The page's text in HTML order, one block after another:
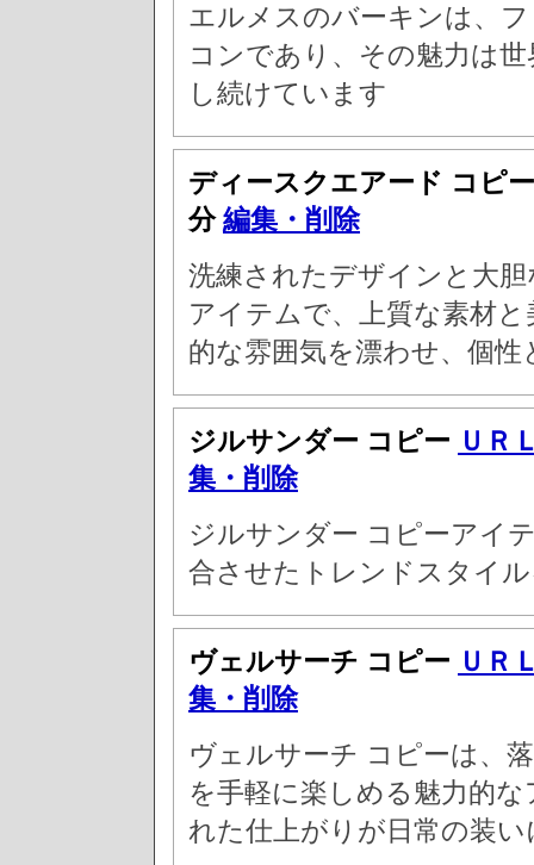
エルメスのバーキンは、
コンであり、その魅力は
し続けています
ディースクエアード コピ
分編集・削除
洗練されたデザインと大
アイテムで、上質な素材
的な雰囲気を漂わせ、個
ジルサンダー コピー ＵＲ
集・削除
ジルサンダー コピーアイ
合させたトレンドスタイ
ヴェルサーチ コピー ＵＲ
集・削除
ヴェルサーチ コピーは、
を手軽に楽しめる魅力的
れた仕上がりが日常の装